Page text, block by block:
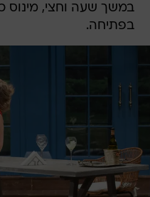
במשך שעה וחצי, מינוס
בפתיחה.